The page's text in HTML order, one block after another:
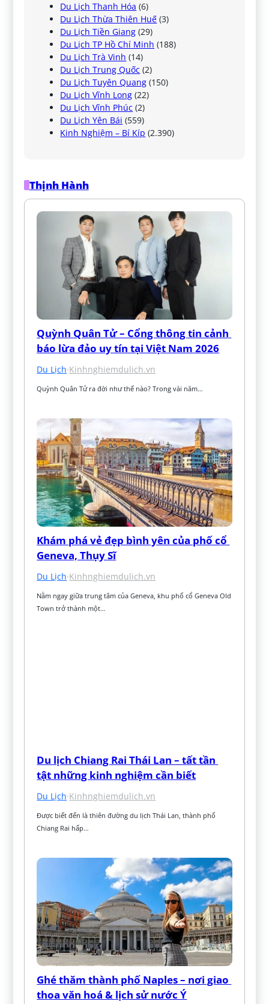
Du Lịch Thanh Hóa (6)
Du Lịch Thừa Thiên Huế (3)
Du Lịch Tiền Giang (29)
Du Lịch TP Hồ Chí Minh (188)
Du Lịch Trà Vinh (14)
Du Lịch Trung Quốc (2)
Du Lịch Tuyên Quang (150)
Du Lịch Vĩnh Long (22)
Du Lịch Vĩnh Phúc (2)
Du Lịch Yên Bái (559)
Kinh Nghiệm – Bí Kíp (2.390)
Thịnh Hành
Quỳnh Quân Tử – Cổng thông tin cảnh
báo lừa đảo uy tín tại Việt Nam 2026
Du Lịch·Kinhnghiemdulich.vn
Quỳnh Quân Tử ra đời như thế nào? Trong vài năm…
Khám phá vẻ đẹp bình yên của phố cổ
Geneva, Thụy Sĩ
Du Lịch·Kinhnghiemdulich.vn
Nằm ngay giữa trung tâm của Geneva, khu phố cổ Geneva Old
Town trở thành một…
Du lịch Chiang Rai Thái Lan – tất tần
tật những kinh nghiệm cần biết
Du Lịch·Kinhnghiemdulich.vn
Được biết đến là thiên đường du lịch Thái Lan, thành phố
Chiang Rai hấp…
Ghé thăm thành phố Naples – nơi giao
thoa văn hoá & lịch sử nước Ý